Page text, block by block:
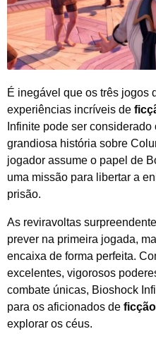
É inegável que os três jogos
experiências incríveis de
Infinite pode ser
grandiosa história sobre
jogador assume o papel de
uma missão para libertar a
prisão.
As reviravoltas
prever na primeira jogada,
encaixa de forma perfeita.
excelentes, vigorosos
combate únicas, Bioshock
para os aficionados de
explorar os céus.